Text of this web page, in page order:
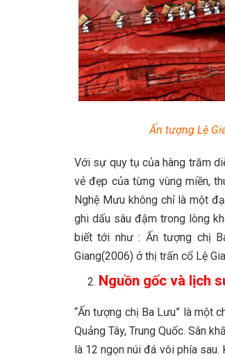
Ấn tượng Lệ
Với sự quy tụ của hàng trăm
vẻ đẹp của từng vùng miền,
Nghệ Mưu không chỉ là một
ghi dấu sâu đậm trong lòng
biết tới như : Ấn tượng chị
Giang(2006) ở thị trấn cổ Lệ
Nguồn gốc và lịch
“Ấn tượng chị Ba Lưu” là một
Quảng Tây, Trung Quốc. Sân
là 12 ngọn núi đá vôi phía